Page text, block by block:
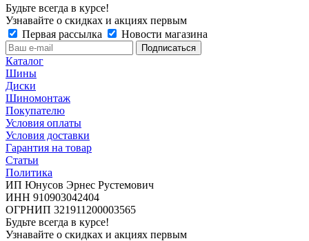
Будьте всегда в курсе!
Узнавайте о скидках и акциях первым
Первая рассылка
Новости магазина
Каталог
Шины
Диски
Шиномонтаж
Покупателю
Условия оплаты
Условия доставки
Гарантия на товар
Статьи
Политика
ИП Юнусов Эрнес Рустемович
ИНН 910903042404
ОГРНИП 321911200003565
Будьте всегда в курсе!
Узнавайте о скидках и акциях первым